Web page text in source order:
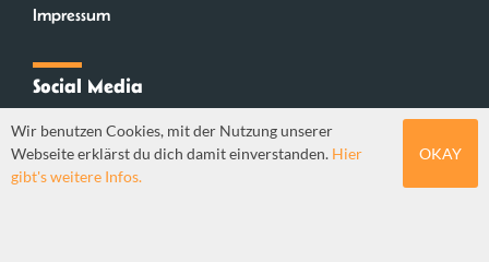
Impressum
Social Media
Mastodon
Wir benutzen Cookies, mit der Nutzung unserer
Webseite erklärst du dich damit einverstanden. Hier
gibt's weitere Infos.
OKAY